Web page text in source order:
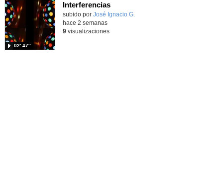
Interferencias
Contenido educativo.
subido por José Ignacio G.
02′ 47″
hace 2 semanas
9visualizaciones